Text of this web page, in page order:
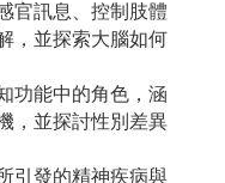
官訊息、控制肢體
，並探索大腦如何
功能中的角色，涵
，並探討性別差異
引發的精神疾病與